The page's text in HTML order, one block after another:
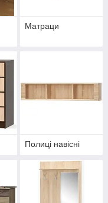
Матраци
Полиці навісні